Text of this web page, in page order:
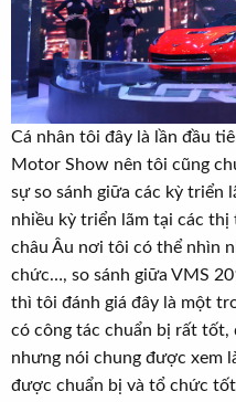
Cá nhân tôi đây là lần đầu
Motor Show nên tôi cũng
sự so sánh giữa các kỳ triển
nhiều kỳ triển lãm tại các
châu Âu nơi tôi có thể nhìn
chức…, so sánh giữa VMS
thì tôi đánh giá đây là một
có công tác chuẩn bị rất tốt,
nhưng nói chung được xem
được chuẩn bị và tổ chức